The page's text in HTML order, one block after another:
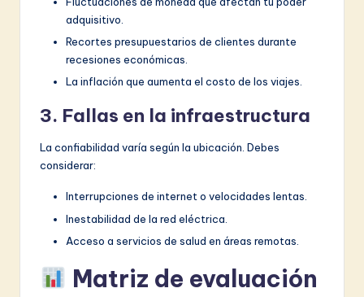
adquisitivo.
Recortes presupuestarios de clientes durante
recesiones económicas.
La inflación que aumenta el costo de los viajes.
3. Fallas en la infraestructura
La confiabilidad varía según la ubicación. Debes
considerar:
Interrupciones de internet o velocidades lentas.
Inestabilidad de la red eléctrica.
Acceso a servicios de salud en áreas remotas.
Matriz de evaluación